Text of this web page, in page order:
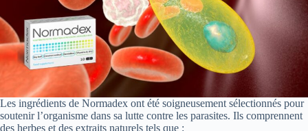
Les ingrédients de Normadex ont été soigneusement sélectionnés pour
soutenir l’organisme dans sa lutte contre les parasites. Ils comprennent
des herbes et des extraits naturels tels que :